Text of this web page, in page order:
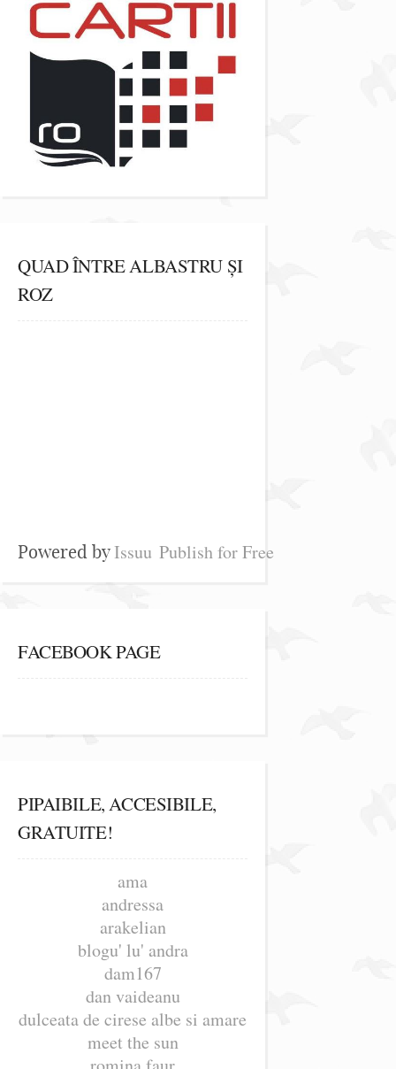
QUAD ÎNTRE ALBASTRU ȘI
ROZ
Powered byIssuu Publish for Free
FACEBOOK PAGE
PIPAIBILE, ACCESIBILE,
GRATUITE!
ama
andressa
arakelian
blogu' lu' andra
dam167
dan vaideanu
dulceata de cirese albe si amare
meet the sun